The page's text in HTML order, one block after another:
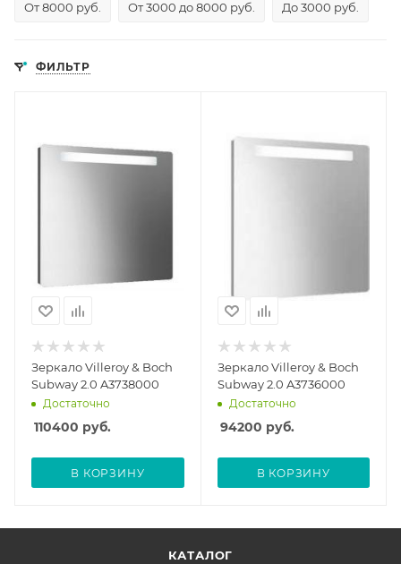
От 8000 руб.
От 3000 до 8000 руб. До 3000 руб.
ФИЛЬТР
Зеркало Villeroy & Boch
Subway 2.0 A3738000
Достаточно
110400 руб.
В КОРЗИНУ
Зеркало Villeroy & Boch
Subway 2.0 A3736000
Достаточно
94200 руб.
В КОРЗИНУ
КАТАЛОГ